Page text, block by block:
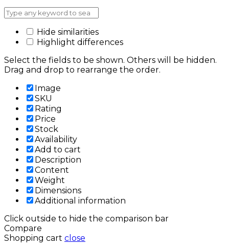
Hide similarities
Highlight differences
Select the fields to be shown. Others will be hidden.
Drag and drop to rearrange the order.
Image
SKU
Rating
Price
Stock
Availability
Add to cart
Description
Content
Weight
Dimensions
Additional information
Click outside to hide the comparison bar
Compare
Shopping cart close